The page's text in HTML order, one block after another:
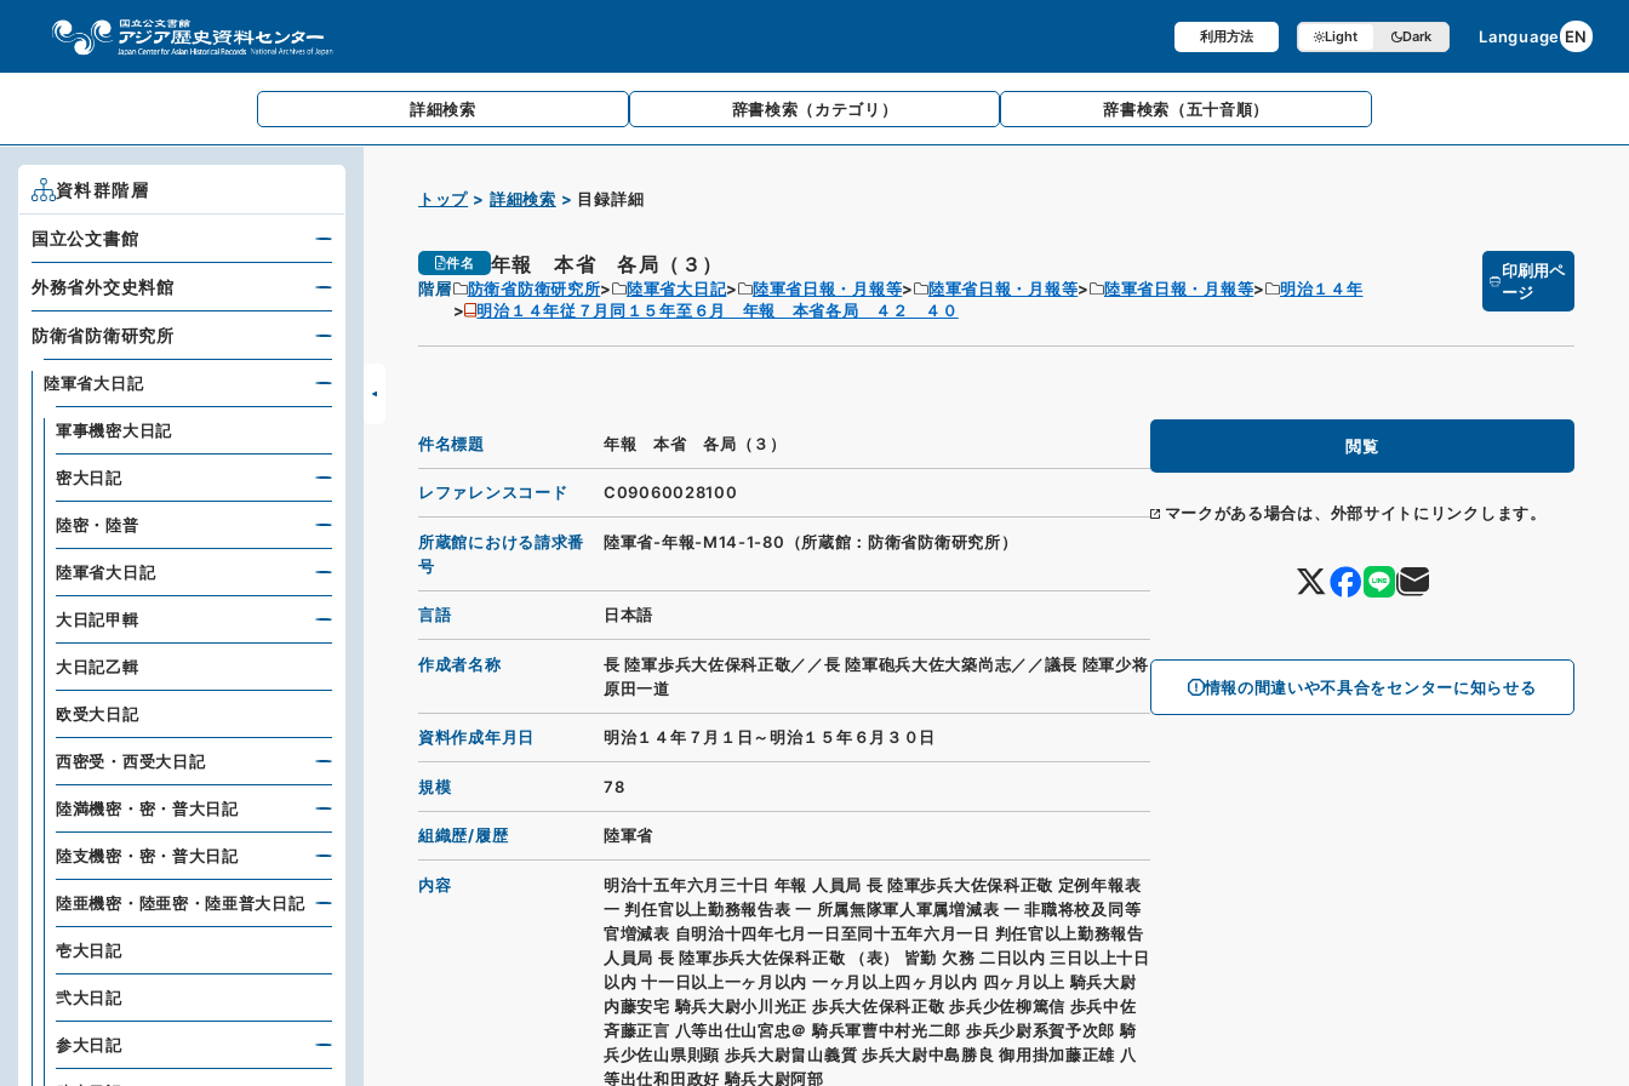
利用方法 Light Dark Language EN
詳細検索 辞書検索 （カテゴリ） 辞書検索 （五十音順）
トップ 詳細検索 目録詳細
件名 年報 本省 各局（３）
階層 防衛省防衛研究所 陸軍省大日記 陸軍省日報・月報等 陸軍省日報・月報等 陸軍省日報・月報等
明治１４年
明治１４年従７月同１５年至６月 年報 本省各局 ４２ ４０
印刷用ペ
ージ
閲覧
マークがある場合は、外部サイトにリンクします。
情報の間違いや不具合をセンターに知らせる
件名標題 年報 本省 各局（３）
レファレンスコード C09060028100
所蔵館における請求番
号
陸軍省-年報-M14-1-80（所蔵館：防衛省防衛研究所）
言語 日本語
作成者名称
長 陸軍歩兵大佐保科正敬／／長 陸軍砲兵大佐大築尚志／／議長 陸軍少将
原田一道
資料作成年月日 明治１４年７月１日～明治１５年６月３０日
規模 78
組織歴/履歴 陸軍省
内容
明治十五年六月三十日 年報 人員局 長 陸軍歩兵大佐保科正敬 定例年報表
一 判任官以上勤務報告表 一 所属無隊軍人軍属増減表 一 非職将校及同等
官増減表 自明治十四年七月一日至同十五年六月一日 判任官以上勤務報告
人員局 長 陸軍歩兵大佐保科正敬 （表） 皆勤 欠務 二日以内 三日以上十日
以内 十一日以上一ヶ月以内 一ヶ月以上四ヶ月以内 四ヶ月以上 騎兵大尉
内藤安宅 騎兵大尉小川光正 歩兵大佐保科正敬 歩兵少佐柳篤信 歩兵中佐
斉藤正言 八等出仕山宮忠＠ 騎兵軍曹中村光二郎 歩兵少尉系賀予次郎 騎
兵少佐山県則顕 歩兵大尉畠山義質 歩兵大尉中島勝良 御用掛加藤正雄 八
等出仕和田政好 騎兵大尉阿部
資料群階層
国立公文書館
外務省外交史料館
防衛省防衛研究所
陸軍省大日記
軍事機密大日記
密大日記
陸密・陸普
陸軍省大日記
大日記甲輯
大日記乙輯
欧受大日記
西密受・西受大日記
陸満機密・密・普大日記
陸支機密・密・普大日記
陸亜機密・陸亜密・陸亜普大日記
壱大日記
弐大日記
参大日記